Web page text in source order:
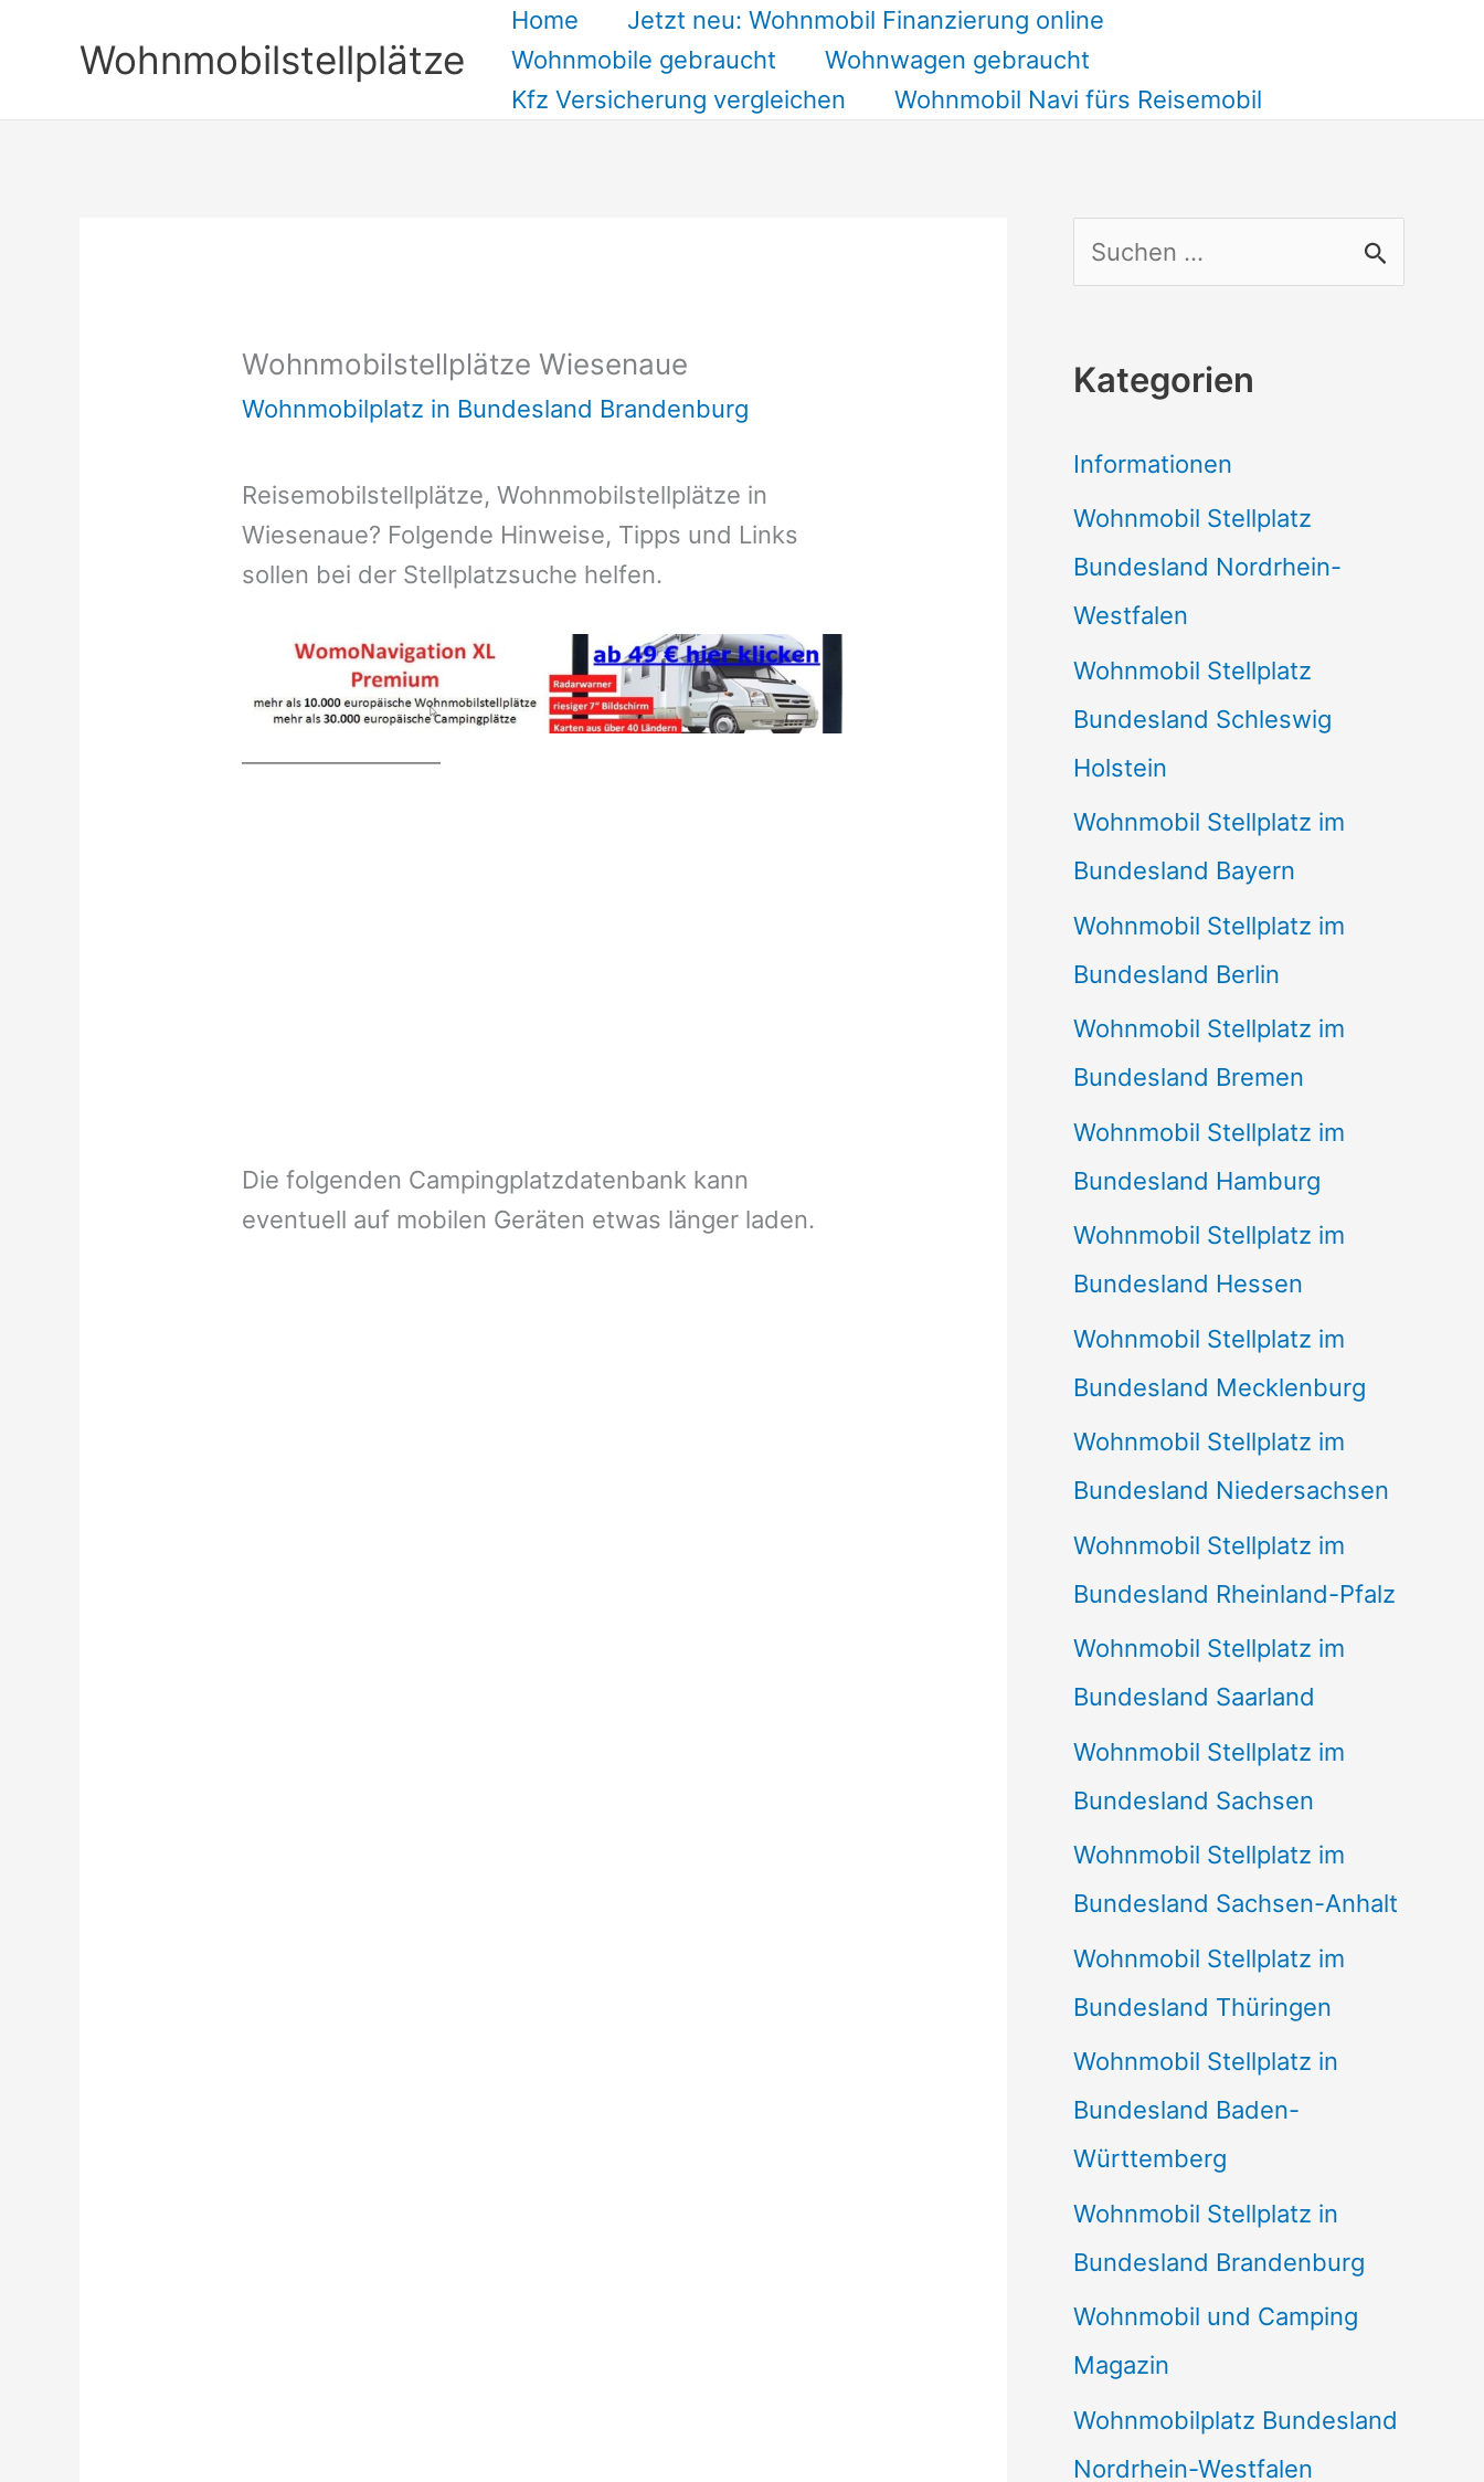
Wohnmobilstellplätze
Home
Jetzt neu: Wohnmobil Finanzierung online
Wohnmobile gebraucht
Wohnwagen gebraucht
Kfz Versicherung vergleichen
Wohnmobil Navi fürs Reisemobil
Wohnmobilstellplätze Wiesenaue
Wohnmobilplatz in Bundesland Brandenburg
Reisemobilstellplätze, Wohnmobilstellplätze in
Wiesenaue? Folgende Hinweise, Tipps und Links
sollen bei der Stellplatzsuche helfen.
Die folgenden Campingplatzdatenbank kann
eventuell auf mobilen Geräten etwas länger laden.
u
h
n
a
c
h
:
Kategorien
Informationen
Wohnmobil Stellplatz
Bundesland Nordrhein-
Westfalen
Wohnmobil Stellplatz
Bundesland Schleswig
Holstein
Wohnmobil Stellplatz im
Bundesland Bayern
Wohnmobil Stellplatz im
Bundesland Berlin
Wohnmobil Stellplatz im
Bundesland Bremen
Wohnmobil Stellplatz im
Bundesland Hamburg
Wohnmobil Stellplatz im
Bundesland Hessen
Wohnmobil Stellplatz im
Bundesland Mecklenburg
Wohnmobil Stellplatz im
Bundesland Niedersachsen
Wohnmobil Stellplatz im
Bundesland Rheinland-Pfalz
Wohnmobil Stellplatz im
Bundesland Saarland
Wohnmobil Stellplatz im
Bundesland Sachsen
Wohnmobil Stellplatz im
Bundesland Sachsen-Anhalt
Wohnmobil Stellplatz im
Bundesland Thüringen
Wohnmobil Stellplatz in
Bundesland Baden-
Württemberg
Wohnmobil Stellplatz in
Bundesland Brandenburg
Wohnmobil und Camping
Magazin
Wohnmobilplatz Bundesland
Nordrhein-Westfalen